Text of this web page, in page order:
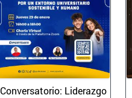
Conversatorio: Liderazgo